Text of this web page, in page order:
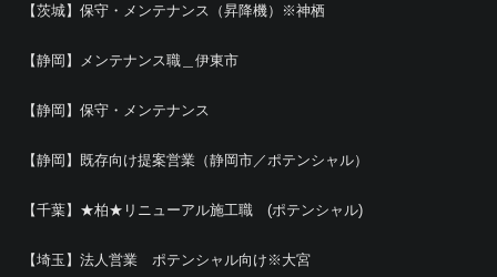
【茨城】保守・メンテナンス（昇降機）※神栖
【静岡】メンテナンス職＿伊東市
【静岡】保守・メンテナンス
【静岡】既存向け提案営業（静岡市／ポテンシャル）
【千葉】★柏★リニューアル施工職 (ポテンシャル)
【埼玉】法人営業 ポテンシャル向け※大宮